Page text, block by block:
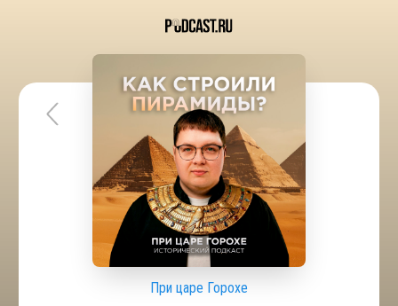
При царе Горохе